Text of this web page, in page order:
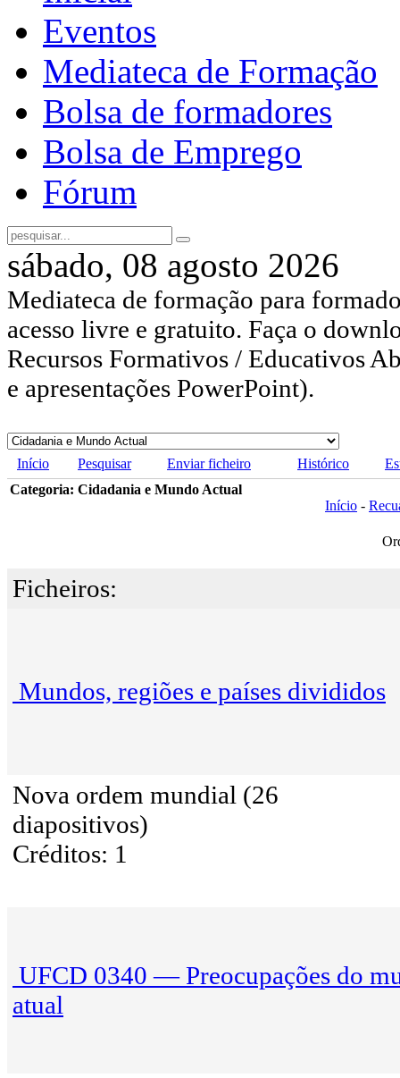
Eventos
Mediateca de Formação
Bolsa de formadores
Bolsa de Emprego
Fórum
sábado, 08 agosto 2026
Mediateca de formação para
acesso livre e gratuito. Faça o
Recursos Formativos / Educativos
e apresentações PowerPoint).
Início Pesquisar Enviar ficheiro Histórico
Categoria: Cidadania e Mundo Actual
Início -
Ficheiros:
Mundos, regiões e países divididos
Nova ordem mundial (26
diapositivos)
Créditos: 1
UFCD 0340 — Preocupações do
atual